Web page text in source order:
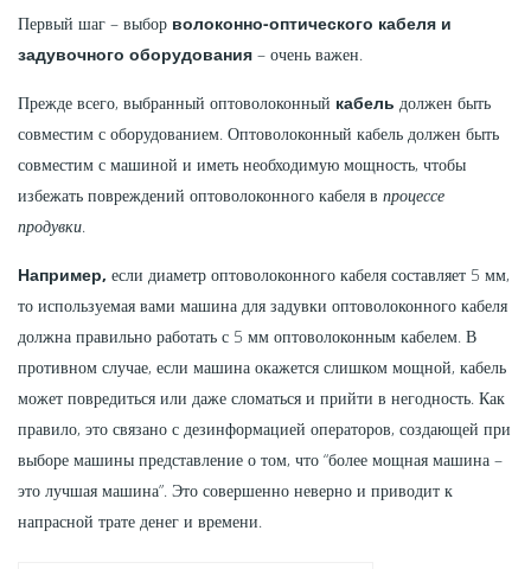
Первый шаг – выбор волоконно-оптического кабеля и
задувочного оборудования – очень важен.
Прежде всего, выбранный оптоволоконный кабель должен быть
совместим с оборудованием. Оптоволоконный кабель должен быть
совместим с машиной и иметь необходимую мощность, чтобы
избежать повреждений оптоволоконного кабеля в процессе
продувки.
Например, если диаметр оптоволоконного кабеля составляет 5 мм,
то используемая вами машина для задувки оптоволоконного кабеля
должна правильно работать с 5 мм оптоволоконным кабелем. В
противном случае, если машина окажется слишком мощной, кабель
может повредиться или даже сломаться и прийти в негодность. Как
правило, это связано с дезинформацией операторов, создающей при
выборе машины представление о том, что “более мощная машина –
это лучшая машина”. Это совершенно неверно и приводит к
напрасной трате денег и времени.